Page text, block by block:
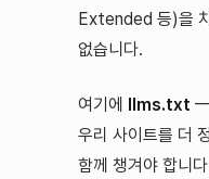
Extended 등)을
없습니다.
여기에 llms.txt —
우리 사이트를 더
함께 챙겨야 합니